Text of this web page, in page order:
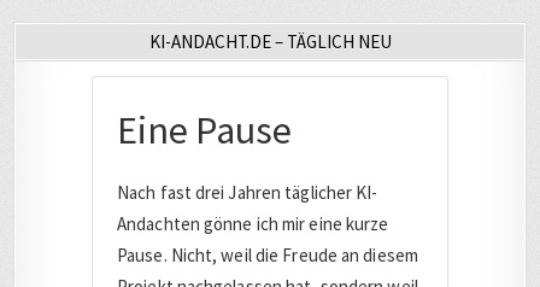
KI-ANDACHT.DE – TÄGLICH NEU